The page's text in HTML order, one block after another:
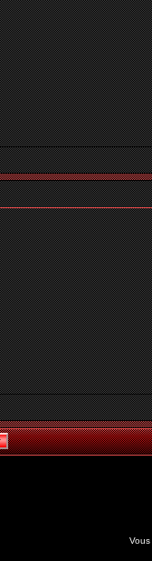
Vous